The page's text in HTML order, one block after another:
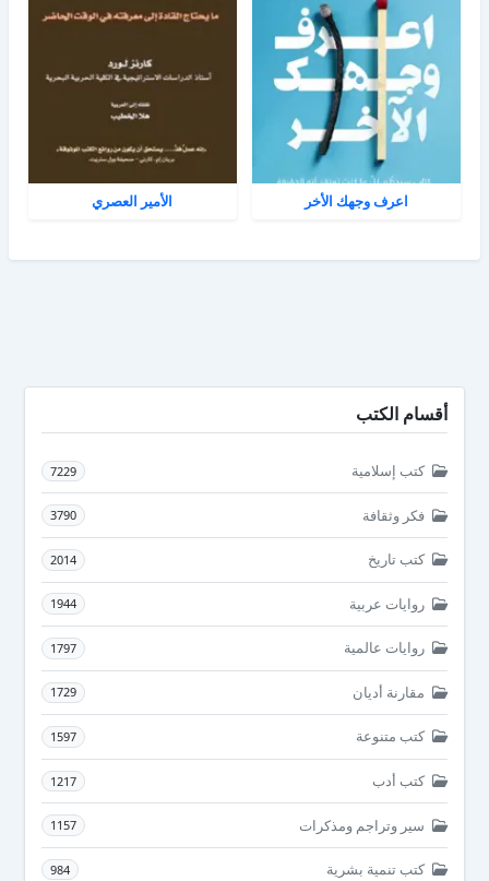
اعرف وجهك الأخر الأمير العصري
أقسام الكتب
كتب إسلامية 7229
فكر وثقافة 3790
كتب تاريخ 2014
روايات عربية 1944
روايات عالمية 1797
مقارنة أديان 1729
كتب متنوعة 1597
كتب أدب 1217
سير وتراجم ومذكرات 1157
كتب تنمية بشرية 984